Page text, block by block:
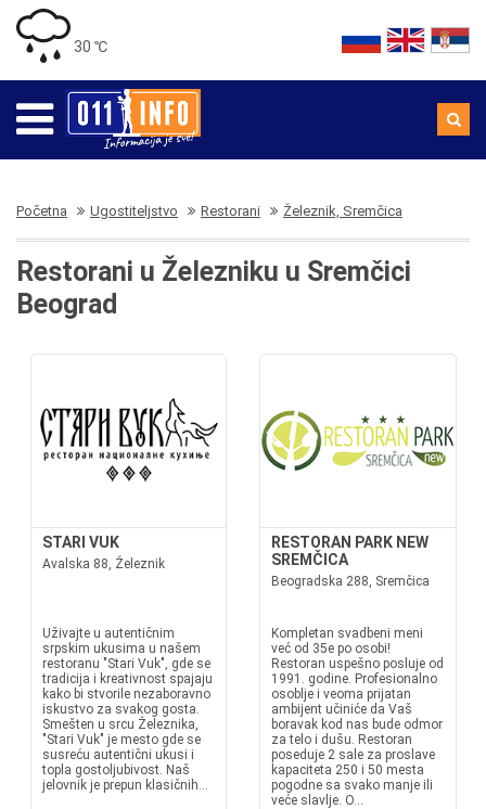
30 ℃
Početna Ugostiteljstvo Restorani Železnik, Sremčica
Restorani u Železniku u Sremčici
Beograd
STARI VUK
Avalska 88, Železnik
Uživajte u autentičnim
srpskim ukusima u našem
restoranu "Stari Vuk", gde se
tradicija i kreativnost spajaju
kako bi stvorile nezaboravno
iskustvo za svakog gosta.
Smešten u srcu Železnika,
"Stari Vuk" je mesto gde se
susreću autentični ukusi i
topla gostoljubivost. Naš
jelovnik je prepun klasičnih...
RESTORAN PARK NEW
SREMČICA
Beogradska 288, Sremčica
Kompletan svadbeni meni
već od 35e po osobi!
Restoran uspešno posluje od
1991. godine. Profesionalno
osoblje i veoma prijatan
ambijent učiniće da Vaš
boravak kod nas bude odmor
za telo i dušu. Restoran
poseduje 2 sale za proslave
kapaciteta 250 i 50 mesta
pogodne sa svako manje ili
veće slavlje. O...